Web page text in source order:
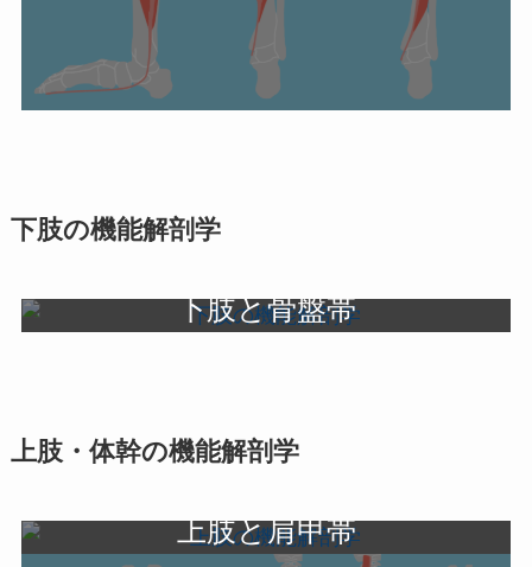
下肢の機能解剖学
下肢と骨盤帯
上肢・体幹の機能解剖学
上肢と肩甲帯